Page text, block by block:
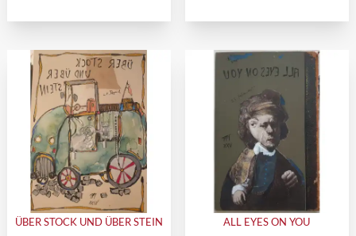
ÜBER STOCK UND ÜBER STEIN ALL EYES ON YOU